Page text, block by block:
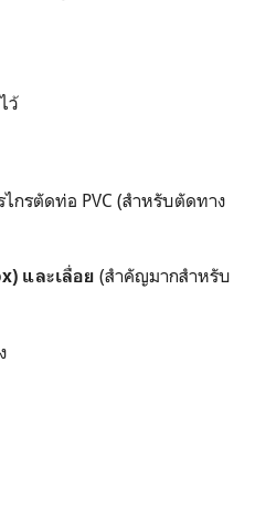
ว้
ไกรตัดท่อ PVC (สำหรับตัดทาง
และเลื่อย (สำคัญมากสำหรับ